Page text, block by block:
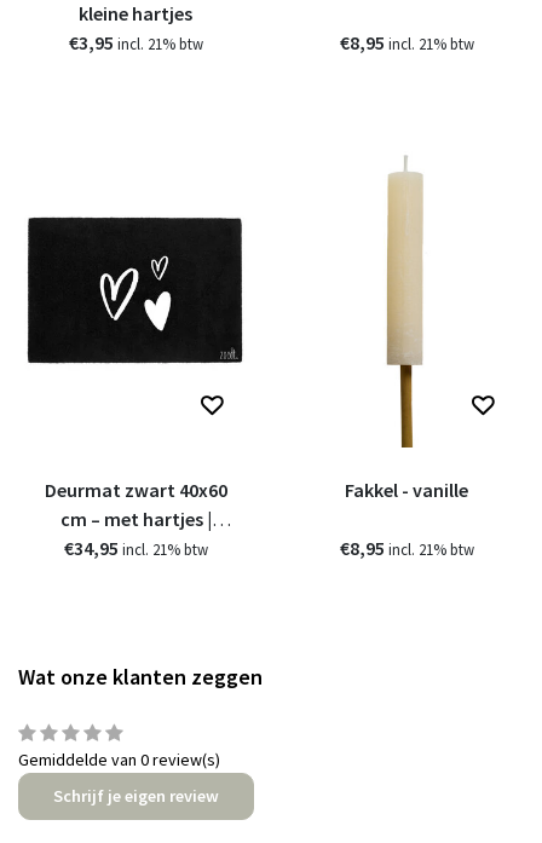
kleine hartjes
€3,95 incl. 21% btw €8,95 incl. 21% btw
Deurmat zwart 40x60
cm – met hartjes |
Zoedt
€34,95 incl. 21% btw
Fakkel - vanille
€8,95 incl. 21% btw
Wat onze klanten zeggen
Gemiddelde van 0 review(s)
Schrijf je eigen review